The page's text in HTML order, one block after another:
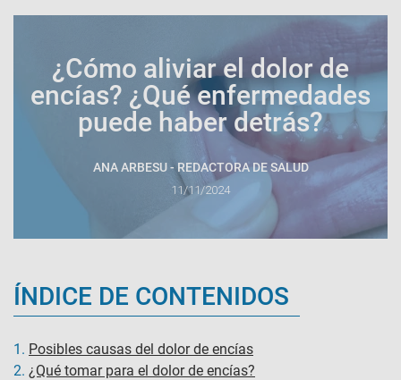
¿Cómo aliviar el dolor de
encías? ¿Qué enfermedades
puede haber detrás?
ANA ARBESU - REDACTORA DE SALUD
11/11/2024
ÍNDICE DE CONTENIDOS
1. Posibles causas del dolor de encías
2. ¿Qué tomar para el dolor de encías?